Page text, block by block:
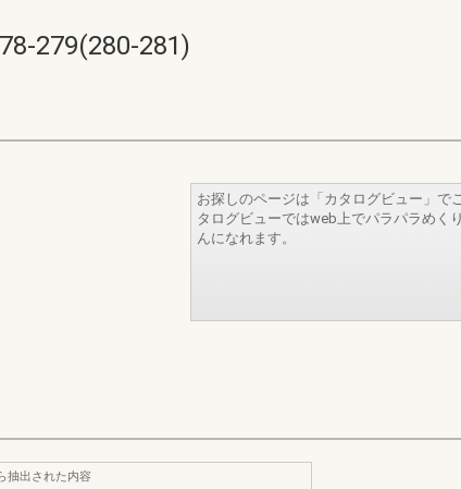
279(280-281)
お探しのページは「カタログビュー」で
タログビューではweb上でパラパラめく
んになれます。
抽出された内容